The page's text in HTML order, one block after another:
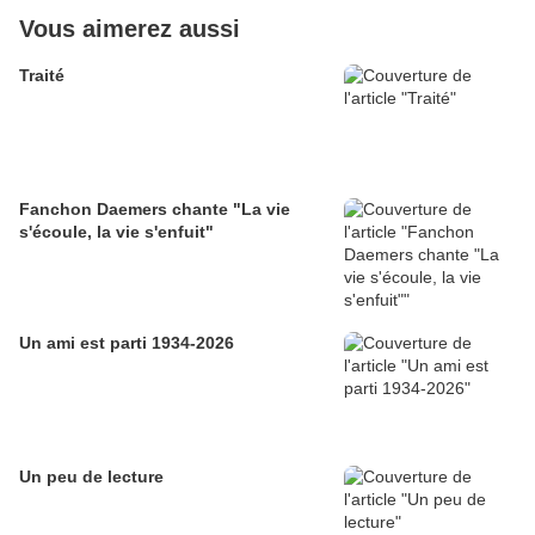
Vous aimerez aussi
Traité
Fanchon Daemers chante "La vie
s'écoule, la vie s'enfuit"
Un ami est parti 1934-2026
Un peu de lecture